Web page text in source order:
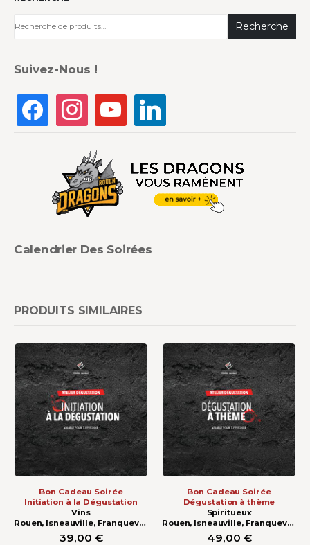
Recherche
Suivez-Nous !
Calendrier Des Soirées
PRODUITS SIMILAIRES
Bon Cadeau Soirée
Initiation à la Dégustation
Vins
Rouen, Isneauville, Franqueville
39,00 €
Bon Cadeau Soirée
Dégustation à thème
Spiritueux
Rouen, Isneauville, Franqueville
49,00 €